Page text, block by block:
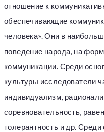
отношение к
обеспечивающие
человека». Они в
поведение народа, на
коммуникации. Среди
культуры исследователи
индивидуализм,
соревновательность,
толерантность и др.